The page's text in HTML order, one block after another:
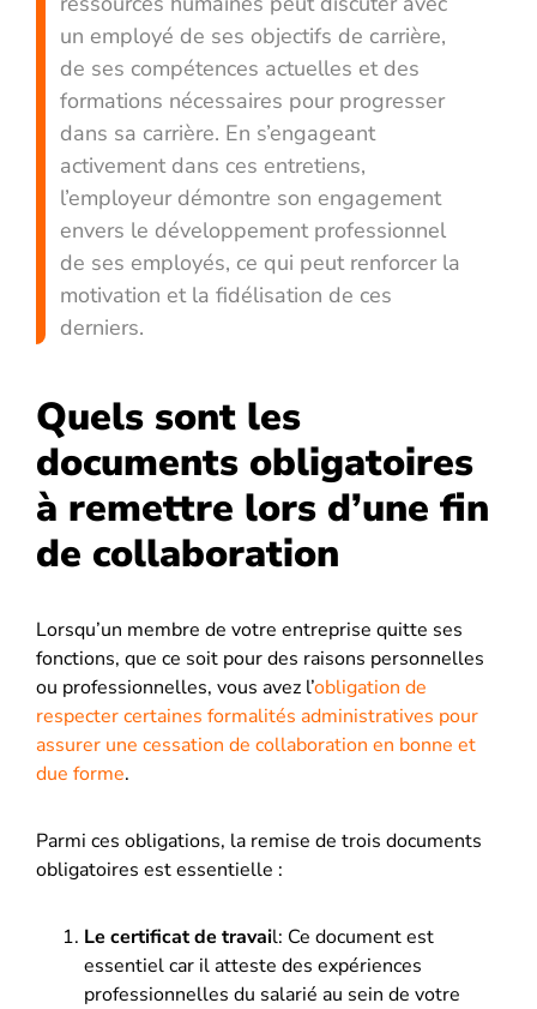
un employé de ses objectifs de carrière,
de ses compétences actuelles et des
formations nécessaires pour progresser
dans sa carrière. En s’engageant
activement dans ces entretiens,
l’employeur démontre son engagement
envers le développement professionnel
de ses employés, ce qui peut renforcer la
motivation et la fidélisation de ces
derniers.
Quels sont les
documents obligatoires
à remettre lors d’une fin
de collaboration
Lorsqu’un membre de votre entreprise quitte ses
fonctions, que ce soit pour des raisons personnelles
ou professionnelles, vous avez l’obligation de
respecter certaines formalités administratives pour
assurer une cessation de collaboration en bonne et
due forme.
Parmi ces obligations, la remise de trois documents
obligatoires est essentielle :
Le certificat de travail: Ce document est
essentiel car il atteste des expériences
professionnelles du salarié au sein de votre